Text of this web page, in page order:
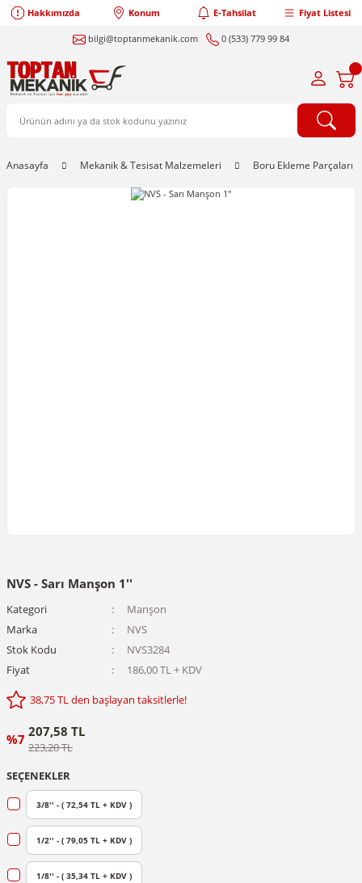
Hakkımızda Konum E-Tahsilat Fiyat Listesi
bilgi@toptanmekanik.com 0 (533) 779 99 84
Anasayfa Mekanik & Tesisat Malzemeleri Boru Ekleme Parçaları
NVS - Sarı Manşon 1''
Kategori
Manşon
Marka
NVS
Stok Kodu
NVS3284
Fiyat
186,00 TL + KDV
38,75 TL den başlayan taksitlerle!
%7 207,58 TL
223,20 TL
SEÇENEKLER
3/8'' - ( 72,54 TL + KDV )
1/2'' - ( 79,05 TL + KDV )
1/8'' - ( 35,34 TL + KDV )